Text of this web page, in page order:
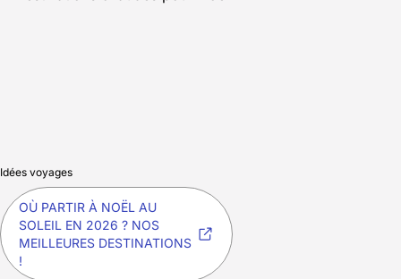
Idées voyages
OÙ PARTIR À NOËL AU
SOLEIL EN 2026 ? NOS
MEILLEURES DESTINATIONS
!